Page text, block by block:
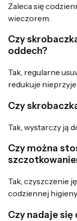
Zaleca się
wieczorem.
Czy
oddech?
Tak, regularne
redukuje
Czy
Tak, wystarczy ją
Czy można
Tak, czyszczenie
codziennej
Czy nadaje się